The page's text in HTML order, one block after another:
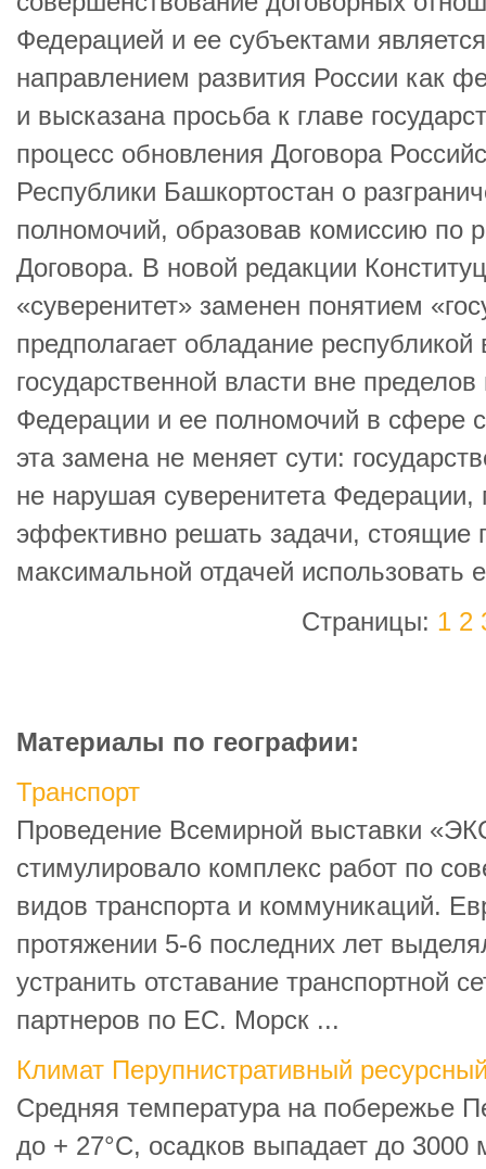
Федерацией и ее субъектами
направлением развития России как
и высказана просьба к главе
процесс обновления Договора
Республики Башкортостан о
полномочий, образовав комиссию по
Договора. В новой редакции
«суверенитет» заменен понятием
предполагает обладание республикой
государственной власти вне
Федерации и ее полномочий в сфере
эта замена не меняет сути:
не нарушая суверенитета Федерации,
эффективно решать задачи, стоящие
максимальной отдачей использовать
Страницы: 1 2
Материалы по географии:
Транспорт
Проведение Всемирной выставки
стимулировало комплекс работ по
видов транспорта и коммуникаций.
протяжении 5-6 последних лет
устранить отставание транспортной
партнеров по ЕС. Морск ...
Климат Перупнистративный
Средняя температура на побережье
до + 27°С, осадков выпадает до 3000